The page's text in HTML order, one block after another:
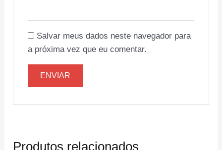
Salvar meus dados neste navegador para
a próxima vez que eu comentar.
Produtos relacionados